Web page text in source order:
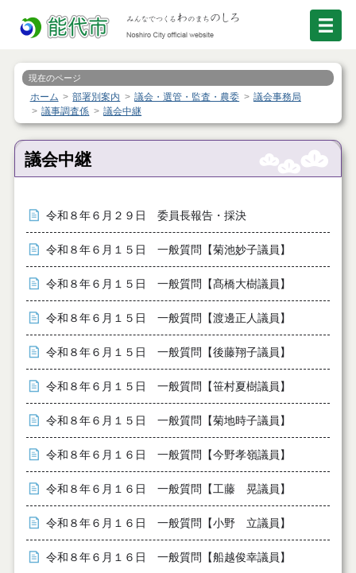
現在のページ
ホーム 部署別案内 議会・選管・監査・農委
議会事務局
議事調査係
議会中継
議会中継
令和８年６月２９日 委員長報告・採決
令和８年６月１５日 一般質問【菊池妙子議員】
令和８年６月１５日 一般質問【髙橋大樹議員】
令和８年６月１５日 一般質問【渡邊正人議員】
令和８年６月１５日 一般質問【後藤翔子議員】
令和８年６月１５日 一般質問【笹村夏樹議員】
令和８年６月１５日 一般質問【菊地時子議員】
令和８年６月１６日 一般質問【今野孝嶺議員】
令和８年６月１６日 一般質問【工藤 晃議員】
令和８年６月１６日 一般質問【小野 立議員】
令和８年６月１６日 一般質問【船越俊幸議員】